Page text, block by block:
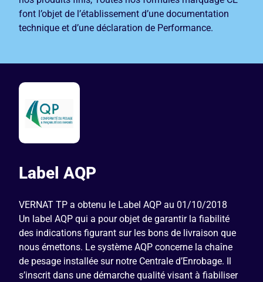
font l’objet de l’établissement d’une documentation
technique et d’une déclaration de Performance.
Label AQP
VERNAT TP a obtenu le Label AQP au 01/10/2018
Un label AQP qui a pour objet de garantir la fiabilité
des indications figurant sur les bons de livraison que
nous émettons. Le système AQP concerne la chaîne
de pesage installée sur notre Centrale d’Enrobage. Il
s’inscrit dans une démarche qualité visant à fiabiliser